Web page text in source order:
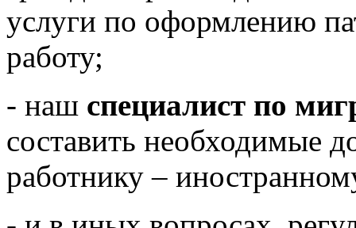
услуги по оформлению
работу;
- наш специалист по
составить необходимые
работнику –